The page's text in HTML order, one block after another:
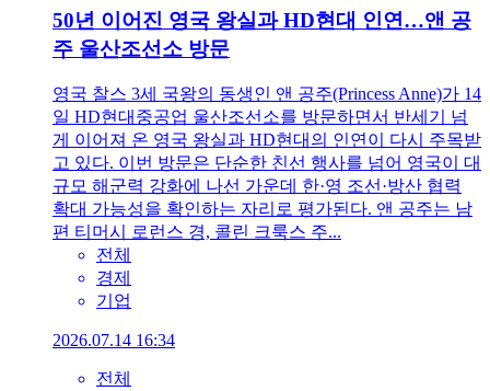
50년 이어진 영국 왕실과 HD현대 인연…앤 공
주 울산조선소 방문
영국 찰스 3세 국왕의 동생인 앤 공주(Princess Anne)가 14
일 HD현대중공업 울산조선소를 방문하면서 반세기 넘
게 이어져 온 영국 왕실과 HD현대의 인연이 다시 주목받
고 있다. 이번 방문은 단순한 친선 행사를 넘어 영국이 대
규모 해군력 강화에 나선 가운데 한·영 조선·방산 협력
확대 가능성을 확인하는 자리로 평가된다. 앤 공주는 남
편 티머시 로런스 경, 콜린 크룩스 주...
전체
경제
기업
2026.07.14 16:34
전체